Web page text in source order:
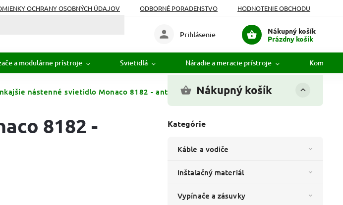
OCHRANY OSOBNÝCH ÚDAJOV ODBORNÉ PORADENSTVO
HODNOTENIE OBCHODU
Nákupný košík
Prázdny košík
Prihlásenie
a modulárne prístroje Svietidlá Náradie a meracie prístroje
nástenné svietidlo Monaco 8182 - antická zlatá - viacfarebná
Nákupný košík
Kategórie
Káble a vodiče
Inštalačný materiál
Vypínače a zásuvky
8182 -